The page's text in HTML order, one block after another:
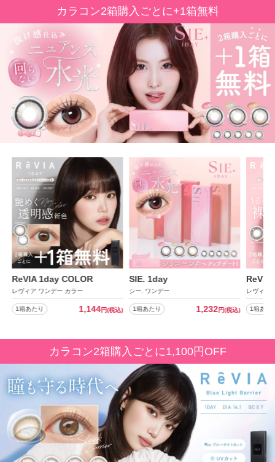
カラコン2箱購入ごとに+1箱無料
SIE. 1day
シー. ワンデー
1箱あたり 1,232円(税込)
ReVIA 1day CIRCLE
レヴィア ワンデー サークル
1箱あたり 909円(税込)
Øther
アザー ワ
1箱あた
カラコン2箱購入ごとに1,100円OFF